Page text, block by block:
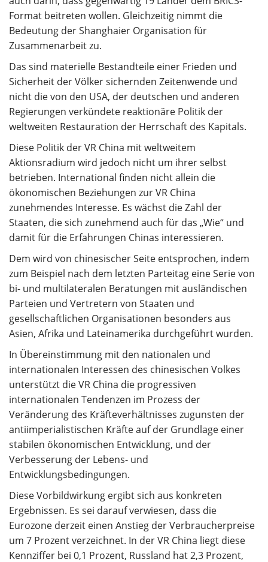
Format beitreten wollen. Gleichzeitig nimmt die
Bedeutung der Shanghaier Organisation für
Zusammenarbeit zu.
Das sind materielle Bestandteile einer Frieden und
Sicherheit der Völker sichernden Zeitenwende und
nicht die von den USA, der deutschen und anderen
Regierungen verkündete reaktionäre Politik der
weltweiten Restauration der Herrschaft des Kapitals.
Diese Politik der VR China mit weltweitem
Aktionsradium wird jedoch nicht um ihrer selbst
betrieben. International finden nicht allein die
ökonomischen Beziehungen zur VR China
zunehmendes Interesse. Es wächst die Zahl der
Staaten, die sich zunehmend auch für das „Wie“ und
damit für die Erfahrungen Chinas interessieren.
Dem wird von chinesischer Seite entsprochen, indem
zum Beispiel nach dem letzten Parteitag eine Serie von
bi- und multilateralen Beratungen mit ausländischen
Parteien und Vertretern von Staaten und
gesellschaftlichen Organisationen besonders aus
Asien, Afrika und Lateinamerika durchgeführt wurden.
In Übereinstimmung mit den nationalen und
internationalen Interessen des chinesischen Volkes
unterstützt die VR China die progressiven
internationalen Tendenzen im Prozess der
Veränderung des Kräfteverhältnisses zugunsten der
antiimperialistischen Kräfte auf der Grundlage einer
stabilen ökonomischen Entwicklung, und der
Verbesserung der Lebens- und
Entwicklungsbedingungen.
Diese Vorbildwirkung ergibt sich aus konkreten
Ergebnissen. Es sei darauf verwiesen, dass die
Eurozone derzeit einen Anstieg der Verbraucherpreise
um 7 Prozent verzeichnet. In der VR China liegt diese
Kennziffer bei 0,1 Prozent, Russland hat 2,3 Prozent,